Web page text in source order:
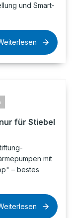
und Smart-
für Stiebel
mit
– bestes